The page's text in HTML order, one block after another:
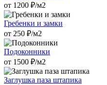
от 1200 ₽/м2
Гребенки и замки
от 250 ₽/м2
Подоконники
от 1500 ₽/м2
Заглушка паза штапика